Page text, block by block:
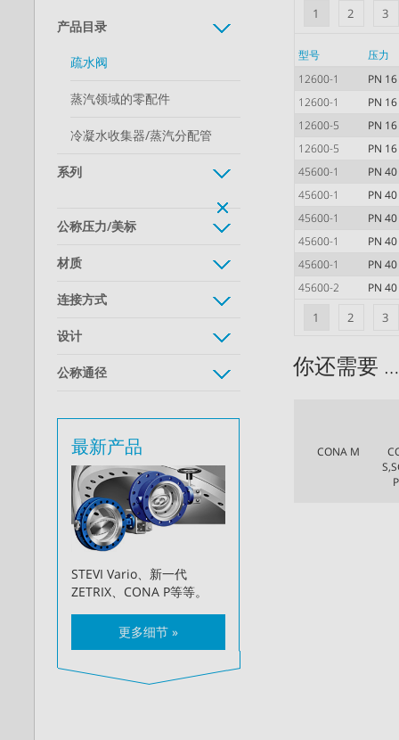
1 2 3
型号 压力
1 2 3
12600-1
PN 16
12600-1
PN 16
12600-5
PN 16
12600-5
PN 16
45600-1
PN 40
45600-1
PN 40
45600-1
PN 40
45600-1
PN 40
45600-1
PN 40
45600-2
PN 40
你还需要 …
CONA M
产品目录
疏水阀
蒸汽领域的零配件
冷凝水收集器/蒸汽分配管
系列
公称压力/美标
材质
连接方式
设计
公称通径
最新产品
STEVI Vario、新一代
ZETRIX、CONA P等等。
更多细节 »